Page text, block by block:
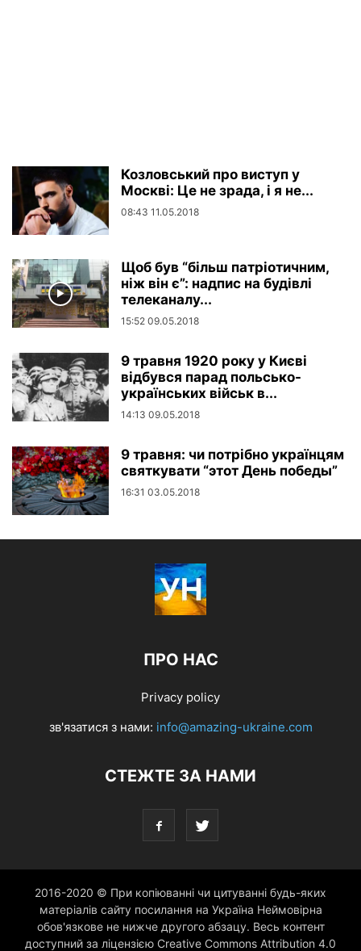
Козловський про виступ у
Москві: Це не зрада, і я не...
08:43 11.05.2018
Щоб був “більш патріотичним,
ніж він є”: надпис на будівлі
телеканалу...
15:52 09.05.2018
9 травня 1920 року у Києві
відбувся парад польсько-
українських військ в...
14:13 09.05.2018
9 травня: чи потрібно українцям
святкувати “этот День победы”
16:31 03.05.2018
ПРО НАС
Privacy policy
зв'язатися з нами: info@amazing-ukraine.com
СТЕЖТЕ ЗА НАМИ
2016-2020 © При копіюванні чи цитуванні будь-яких
матеріалів сайту посилання на Україна Неймовірна
обов'язкове не нижче другого абзацу. Весь контент
доступний за ліцензією Creative Commons Attribution 4.0